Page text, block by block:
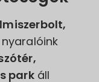
parkáll